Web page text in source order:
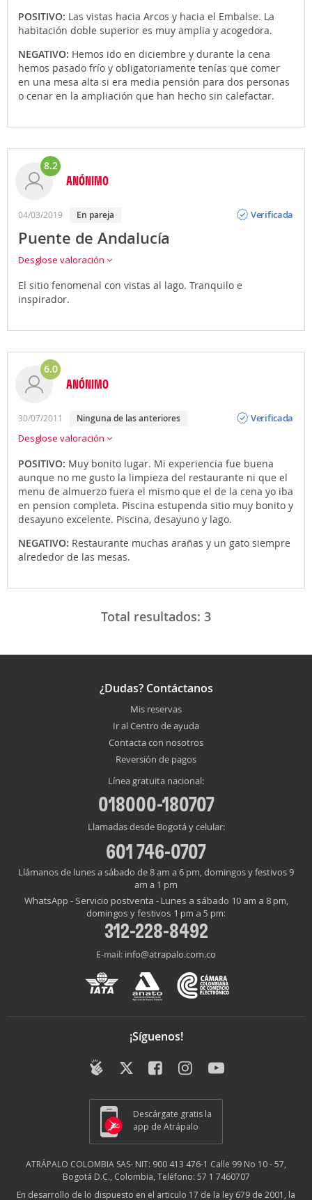
POSITIVO: Las vistas hacia Arcos y hacia el Embalse. La
habitación doble superior es muy amplia y acogedora.
NEGATIVO: Hemos ido en diciembre y durante la cena
hemos pasado frío y obligatoriamente tenías que comer
en una mesa alta si era media pensión para dos personas
o cenar en la ampliación que han hecho sin calefactar.
8.2
ANÓNIMO
04/03/2019 En pareja
Verificada
Puente de Andalucía
Desglose valoración
El sitio fenomenal con vistas al lago. Tranquilo e
inspirador.
6.0
ANÓNIMO
30/07/2011 Ninguna de las anteriores
Verificada
Desglose valoración
POSITIVO: Muy bonito lugar. Mi experiencia fue buena
aunque no me gusto la limpieza del restaurante ni que el
menu de almuerzo fuera el mismo que el de la cena yo iba
en pension completa. Piscina estupenda sitio muy bonito y
desayuno excelente. Piscina, desayuno y lago.
NEGATIVO: Restaurante muchas arañas y un gato siempre
alrededor de las mesas.
Total resultados: 3
¿Dudas? Contáctanos
Mis reservas
Ir al Centro de ayuda
Contacta con nosotros
Reversión de pagos
Línea gratuita nacional:
018000-180707
Llamadas desde Bogotá y celular:
601 746-0707
Llámanos de lunes a sábado de 8 am a 6 pm, domingos y festivos 9
am a 1 pm
WhatsApp - Servicio postventa - Lunes a sábado 10 am a 8 pm,
domingos y festivos 1 pm a 5 pm:
312-228-8492
E-mail: info@atrapalo.com.co
¡Síguenos!
Descárgate gratis la
app de Atrápalo
ATRÁPALO COLOMBIA SAS- NIT: 900 413 476-1 Calle 99 No 10 - 57,
Bogotá D.C., Colombia, Teléfono: 57 1 7460707
En desarrollo de lo dispuesto en el articulo 17 de la ley 679 de 2001, la